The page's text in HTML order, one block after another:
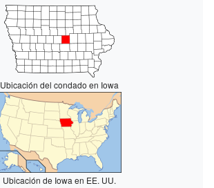
Ubicación del condado en Iowa
Ubicación de Iowa en EE. UU.